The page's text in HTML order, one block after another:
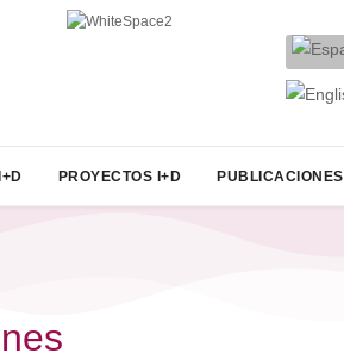
PROYECTOS I+D PUBLICACIONES